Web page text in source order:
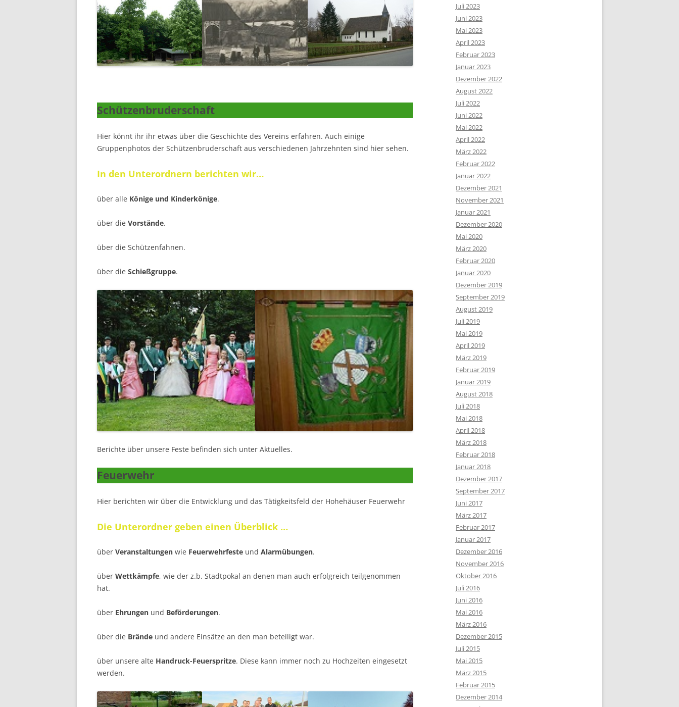
Schützenbruderschaft
Hier könnt ihr ihr etwas über die Geschichte des Vereins erfahren. Auch einige
Gruppenphotos der Schützenbruderschaft aus verschiedenen Jahrzehnten sind hier sehen.
In den Unterordnern berichten wir…
über alle Könige und Kinderkönige.
über die Vorstände.
über die Schützenfahnen.
über die Schießgruppe.
Berichte über unsere Feste befinden sich unter Aktuelles.
Feuerwehr
Hier berichten wir über die Entwicklung und das Tätigkeitsfeld der Hohehäuser Feuerwehr
Die Unterordner geben einen Überblick …
über Veranstaltungen wie Feuerwehrfeste und Alarmübungen.
über Wettkämpfe, wie der z.b. Stadtpokal an denen man auch erfolgreich teilgenommen
hat.
über Ehrungen und Beförderungen.
über die Brände und andere Einsätze an den man beteiligt war.
über unsere alte Handruck-Feuerspritze. Diese kann immer noch zu Hochzeiten eingesetzt
werden.
Juli 2023
Juni 2023
Mai 2023
April 2023
Februar 2023
Januar 2023
Dezember 2022
August 2022
Juli 2022
Juni 2022
Mai 2022
April 2022
März 2022
Februar 2022
Januar 2022
Dezember 2021
November 2021
Januar 2021
Dezember 2020
Mai 2020
März 2020
Februar 2020
Januar 2020
Dezember 2019
September 2019
August 2019
Juli 2019
Mai 2019
April 2019
März 2019
Februar 2019
Januar 2019
August 2018
Juli 2018
Mai 2018
April 2018
März 2018
Februar 2018
Januar 2018
Dezember 2017
September 2017
Juni 2017
März 2017
Februar 2017
Januar 2017
Dezember 2016
November 2016
Oktober 2016
Juli 2016
Juni 2016
Mai 2016
März 2016
Dezember 2015
Juli 2015
Mai 2015
März 2015
Februar 2015
Dezember 2014